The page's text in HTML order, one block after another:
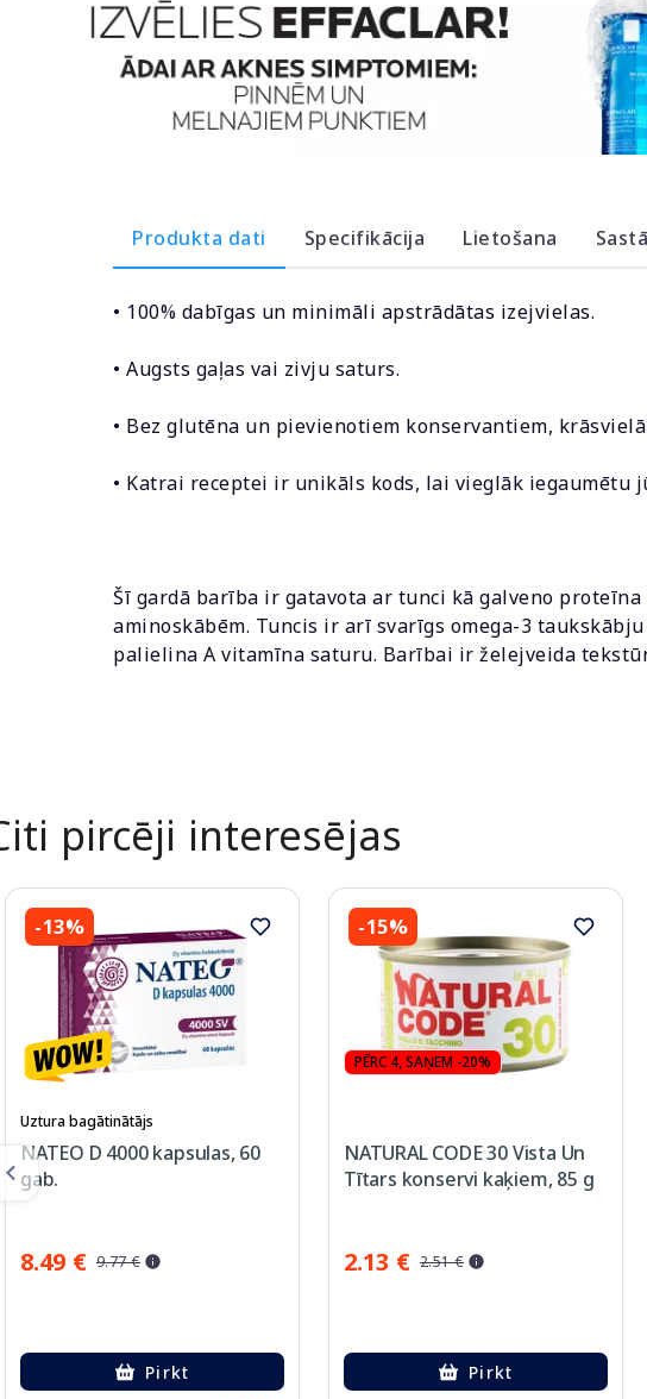
Produkta dati Specifikācija Lietošana
• 100% dabīgas un minimāli apstrādātas izejvielas.
• Augsts gaļas vai zivju saturs.
• Bez glutēna un pievienotiem konservantiem,
• Katrai receptei ir unikāls kods, lai vieglāk iegaumētu
Šī gardā barība ir gatavota ar tunci kā galveno
aminoskābēm. Tuncis ir arī svarīgs omega-3
palielina A vitamīna saturu. Barībai ir želejveida
pircēji interesējas
-13%
Uztura bagātinātājs
NATEO D 4000 kapsulas, 60
gab.
8.49 € 9.77 €
Pirkt
-15%
PĒRC 4, SAŅEM -20%
NATURAL CODE 30 Vista Un
Tītars konservi kaķiem, 85 g
2.13 € 2.51 €
Pirkt